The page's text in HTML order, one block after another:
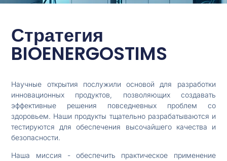
Стратегия
BIOENERGOSTIMS
Научные открытия послужили основой для разработки
инновационных продуктов, позволяющих создавать
эффективные решения повседневных проблем со
здоровьем. Наши продукты тщательно разрабатываются и
тестируются для обеспечения высочайшего качества и
безопасности.
Наша миссия - обеспечить практическое применение